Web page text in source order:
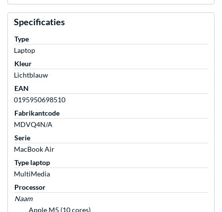
Specificaties
Type
Laptop
Kleur
Lichtblauw
EAN
0195950698510
Fabrikantcode
MDVQ4N/A
Serie
MacBook Air
Type laptop
MultiMedia
Processor
Naam
Apple M5 (10 cores)